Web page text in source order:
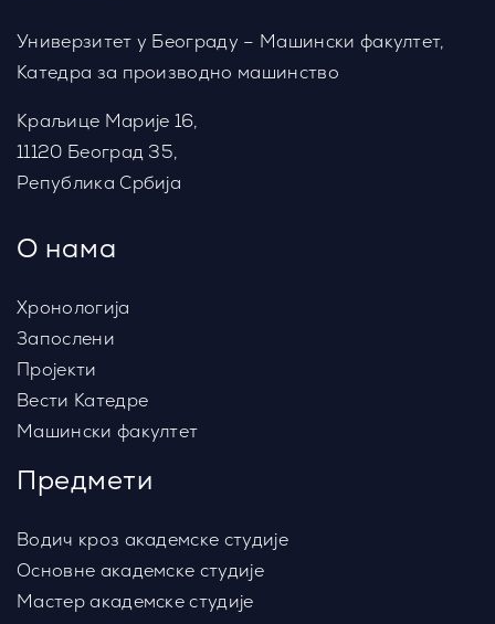
О предмету Индустрија 4.0
Предавања
Лабораторијске вежбе
Универзитет у Београду – Машински факултет,
Катедра за производно машинство
Краљице Марије 16,
11120 Београд 35,
Република Србија
О нама
Хронологија
Запослени
Пројекти
Вести Катедре
Машински факултет
Предмети
Водич кроз академске студије
Основне академске студије
Мастер академске студије